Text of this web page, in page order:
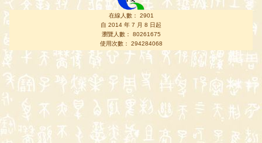
在線人數： 2901
自 2014 年 7 月 8 日起
瀏覽人數： 80261675
使用次數： 294284068